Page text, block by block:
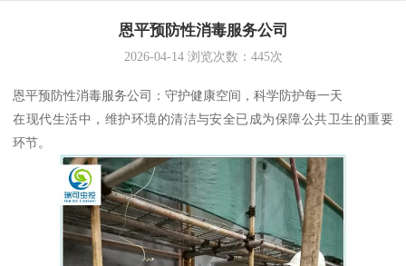
恩平预防性消毒服务公司
2026-04-14浏览次数： 445次
恩平预防性消毒服务公司：守护健康空间，科学防护每一天
在现代生活中，维护环境的清洁与安全已成为保障公共卫生的重要
环节。